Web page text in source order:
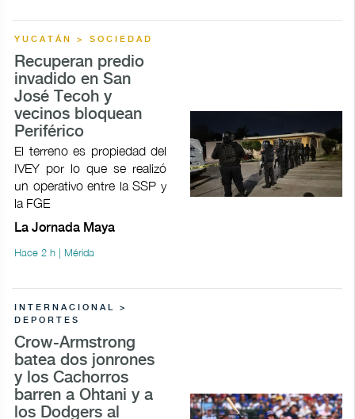
YUCATÁN > SOCIEDAD
Recuperan predio
invadido en San
José Tecoh y
vecinos bloquean
Periférico
El terreno es propiedad del
IVEY por lo que se realizó
un operativo entre la SSP y
la FGE
La Jornada Maya
Hace 2 h | Mérida
INTERNACIONAL >
DEPORTES
Crow-Armstrong
batea dos jonrones
y los Cachorros
barren a Ohtani y a
los Dodgers al